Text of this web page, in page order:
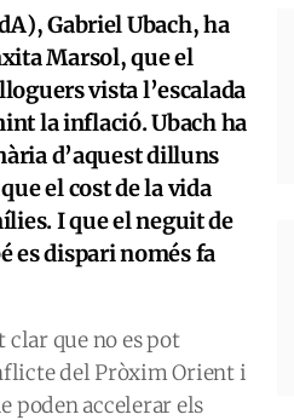
Gabriel Ubach, ha
Marsol, que el
vista l’escalada
la inflació. Ubach ha
d’aquest dilluns
el cost de la vida
I que el neguit de
es dispari només fa
que no es pot
del Pròxim Orient i
poden accelerar els